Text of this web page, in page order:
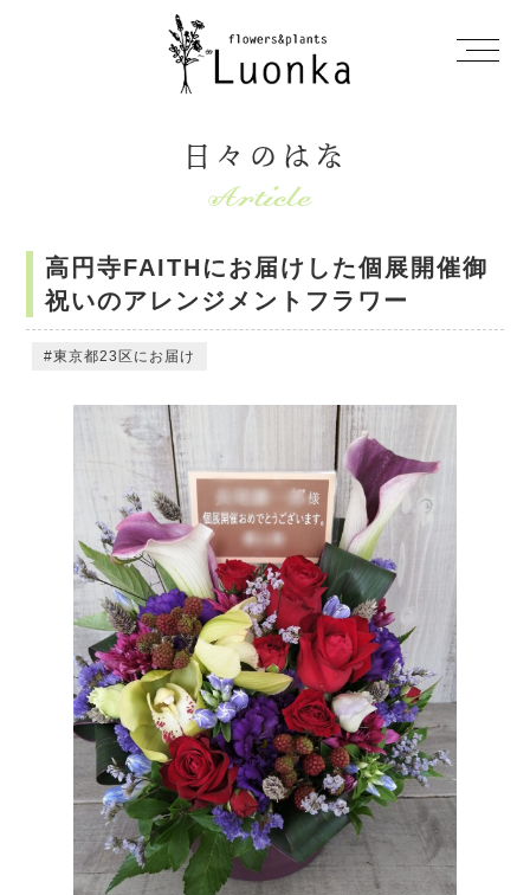
日々のはな
高円寺FAITHにお届けした個展開催御
祝いのアレンジメントフラワー
東京都23区にお届け